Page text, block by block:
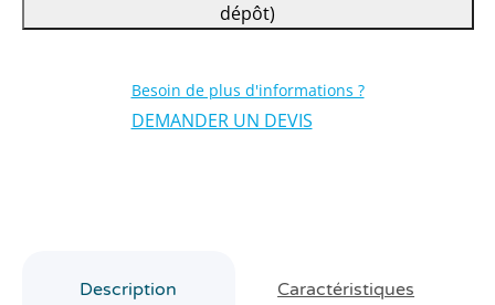
dépôt)
Besoin de plus d'informations ?
DEMANDER UN DEVIS
Description Caractéristiques